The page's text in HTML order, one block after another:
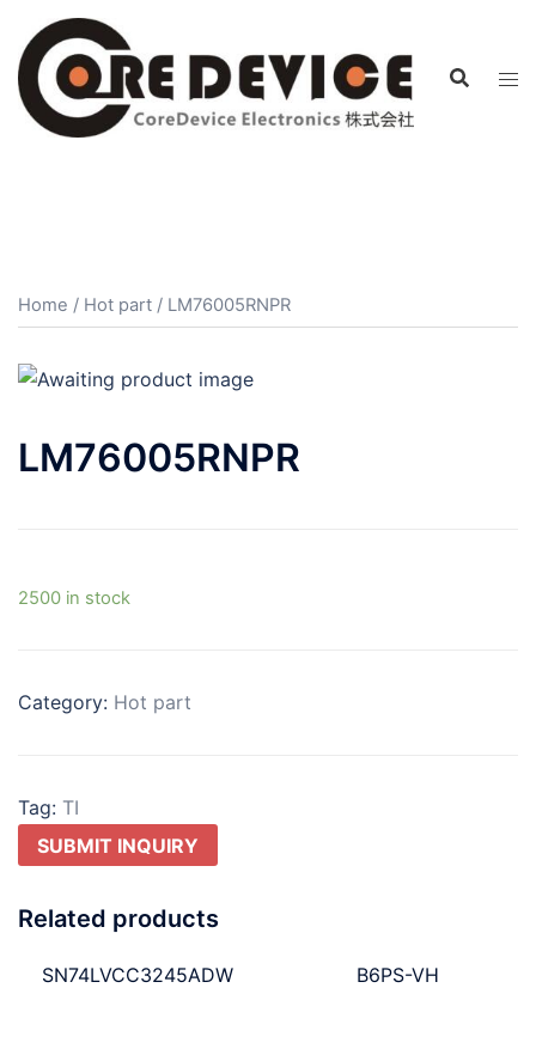
Home / Hot part / LM76005RNPR
LM76005RNPR
2500 in stock
Category: Hot part
Tag: TI
SUBMIT INQUIRY
Related products
SN74LVCC3245ADW B6PS-VH